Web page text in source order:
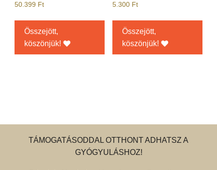
50.399 Ft
Összejött,
köszönjük!
5.300 Ft
Összejött,
köszönjük!
TÁMOGATÁSODDAL OTTHONT ADHATSZ A
GYÓGYULÁSHOZ!